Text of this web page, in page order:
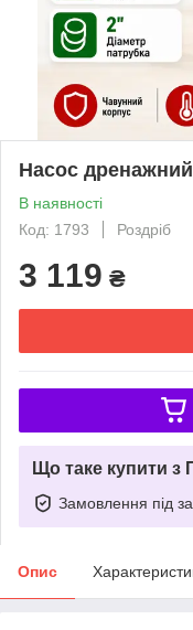
Насос
В наявності
Код: 1793
Роздріб
3 119 ₴
Що таке купити з
Замовлення під
Опис